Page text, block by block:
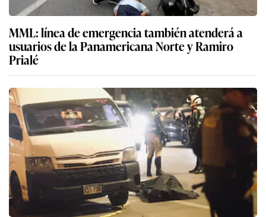
MML: línea de emergencia también atenderá a
usuarios de la Panamericana Norte y Ramiro
Prialé